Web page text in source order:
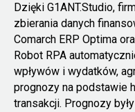
Dzięki G1ANT.Studio,
zbierania danych
Comarch ERP Optima
Robot RPA
wpływów i wydatków,
prognozy na podstawie
transakcji. Prognozy